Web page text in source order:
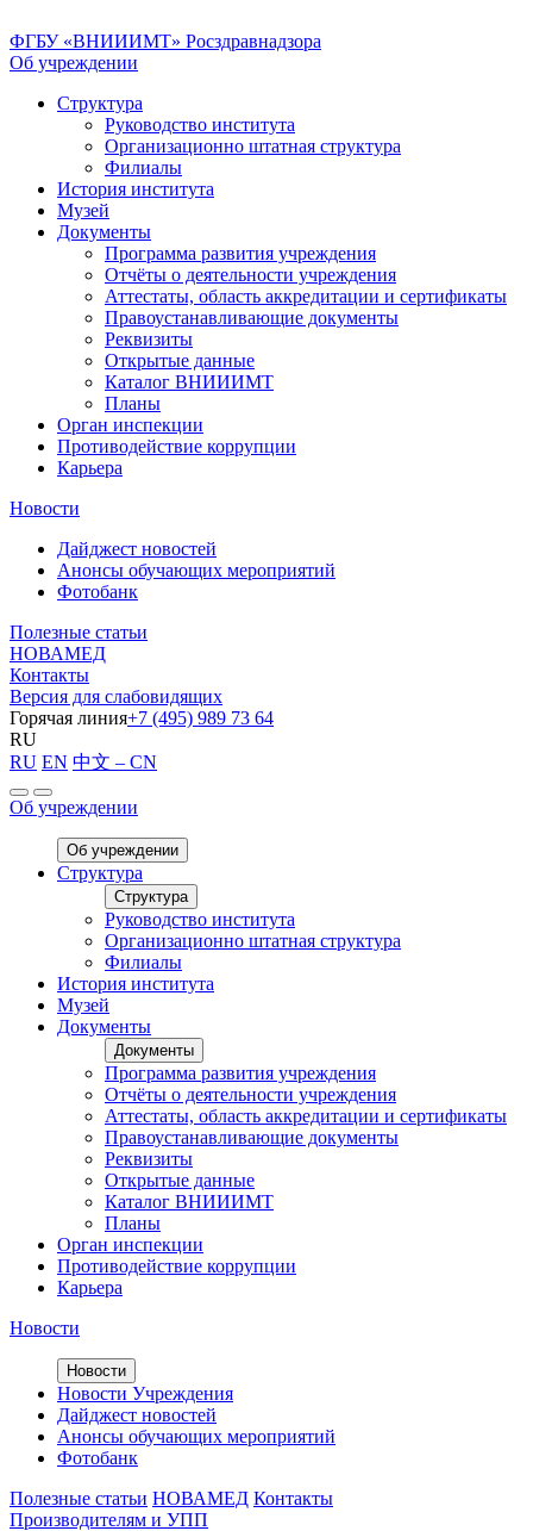
ФГБУ «ВНИИИМТ» Росздравнадзора
Об учреждении
Структура
Руководство института
Организационно штатная структура
Филиалы
История института
Музей
Документы
Программа развития учреждения
Отчёты о деятельности учреждения
Аттестаты, область аккредитации и сертификаты
Правоустанавливающие документы
Реквизиты
Открытые данные
Каталог ВНИИИМТ
Планы
Орган инспекции
Противодействие коррупции
Карьера
Новости
Дайджест новостей
Анонсы обучающих мероприятий
Фотобанк
Полезные статьи
НОВАМЕД
Контакты
Версия для слабовидящих
Горячая линия+7 (495) 989 73 64
RU
RU EN 中文 – CN
Об учреждении
Об учреждении
Структура
Структура
Руководство института
Организационно штатная структура
Филиалы
История института
Музей
Документы
Документы
Программа развития учреждения
Отчёты о деятельности учреждения
Аттестаты, область аккредитации и сертификаты
Правоустанавливающие документы
Реквизиты
Открытые данные
Каталог ВНИИИМТ
Планы
Орган инспекции
Противодействие коррупции
Карьера
Новости
Новости
Новости Учреждения
Дайджест новостей
Анонсы обучающих мероприятий
Фотобанк
Полезные статьи НОВАМЕД Контакты
Производителям и УПП